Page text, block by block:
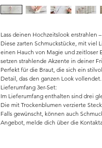
Lass deinen Hochzeitslook erstrahlen
Diese zarten Schmuckstücke, mit viel
einen Hauch von Magie und zeitloser
setzen strahlende Akzente in deiner
Perfekt für die Braut, die sich ein
Detail, das den ganzen Look vollendet.
Lieferumfang 3er-Set:
Im Lieferumfang enthalten sind drei
Die mit Trockenblumen verzierte
Falls gewünscht, können auch
Angebot, melde dich über die